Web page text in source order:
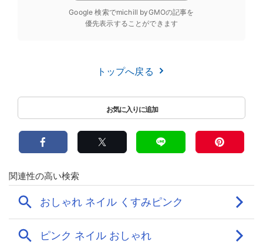
Google 検索でmichill byGMOの記事を
優先表示することができます
トップへ戻る